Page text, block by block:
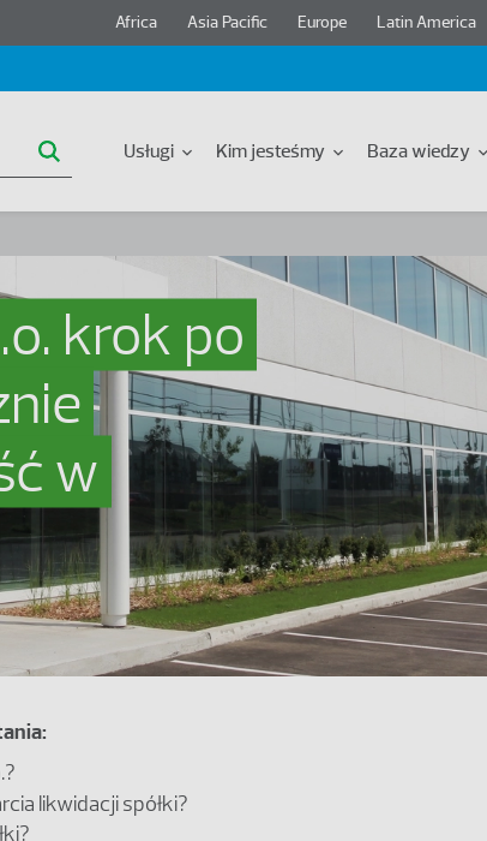
Header region menu
Africa Asia Pacific Europe Latin America
Usługi Kim jesteśmy Baza wiedzy
krok po
w
likwidacji spółki?